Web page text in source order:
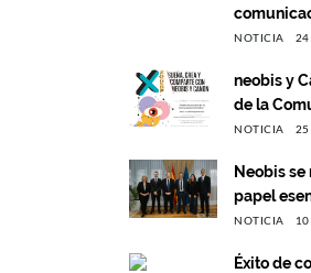
NOTICIA 24
neobis y
de la
NOTICIA 25
Neobis
papel
NOTICIA
Éxito de